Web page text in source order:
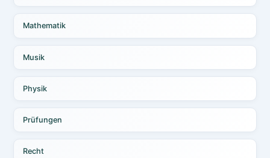
Mathematik
Musik
Physik
Prüfungen
Recht